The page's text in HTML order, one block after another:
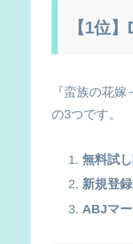
【1位
『蛮族の花
の3つです。
無料試
新規登
ABJマ